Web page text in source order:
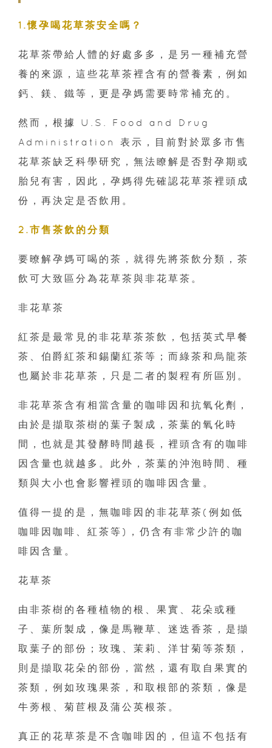
1.懷孕喝花草茶安全嗎？
花草茶帶給人體的好處多多，是另一種補充營
養的來源，這些花草茶裡含有的營養素，例如
鈣、鎂、鐵等，更是孕媽需要時常補充的。
然而，根據 U.S. Food and Drug
Administration 表示，目前對於眾多市售
花草茶缺乏科學研究，無法瞭解是否對孕期或
胎兒有害，因此，孕媽得先確認花草茶裡頭成
份，再決定是否飲用。
2.市售茶飲的分類
要暸解孕媽可喝的茶，就得先將茶飲分類，茶
飲可大致區分為花草茶與非花草茶。
非花草茶
紅茶是最常見的非花草茶茶飲，包括英式早餐
茶、伯爵紅茶和錫蘭紅茶等；而綠茶和烏龍茶
也屬於非花草茶，只是二者的製程有所區別。
非花草茶含有相當含量的咖啡因和抗氧化劑，
由於是擷取茶樹的葉子製成，茶葉的氧化時
間，也就是其發酵時間越長，裡頭含有的咖啡
因含量也就越多。此外，茶葉的沖泡時間、種
類與大小也會影響裡頭的咖啡因含量。
值得一提的是，無咖啡因的非花草茶(例如低
咖啡因咖啡、紅茶等)，仍含有非常少許的咖
啡因含量。
花草茶
由非茶樹的各種植物的根、果實、花朵或種
子、葉所製成，像是馬鞭草、迷迭香茶，是擷
取葉子的部份；玫瑰、茉莉、洋甘菊等茶類，
則是擷取花朵的部份，當然，還有取自果實的
茶類，例如玫瑰果茶，和取根部的茶類，像是
牛蒡根、菊苣根及蒲公英根茶。
真正的花草茶是不含咖啡因的，但這不包括有